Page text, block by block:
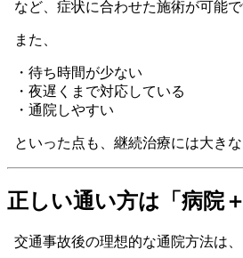
など、症状に合わせた施術が可能で
また、
・待ち時間が少ない
・夜遅くまで対応している
・通院しやすい
といった点も、継続治療には大き
正しい通い方は「病院＋
交通事故後の理想的な通院方法は、